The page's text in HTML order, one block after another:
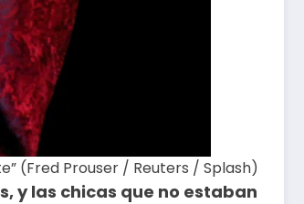
(Fred Prouser / Reuters / Splash)
y las chicas que no estaban